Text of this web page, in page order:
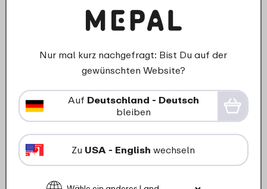
Deckel Thermoflasche Ellipse
900 ml - Nordic pink
Nur mal kurz nachgefragt: Bist Du auf der
gewünschten Website?
Auf Deutschland - Deutsch
bleiben
Zu USA - English wechseln